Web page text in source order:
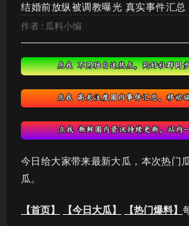
结婚前放纵被调教曝光 真实事件汇总
作者 : 瓜料小编
今日给大家带来最新大瓜，本次热门
瓜。
【首页】 【今日大瓜】 【热门爆料】